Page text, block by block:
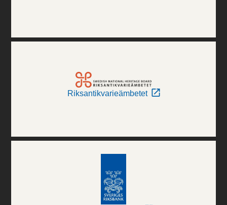
Riksantikvarieämbetet